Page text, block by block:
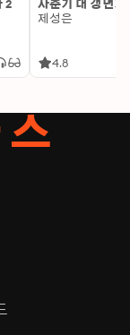
2
사춘기 대 갱년기
제성은
4.8